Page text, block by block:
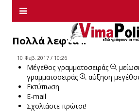
Πολλά λεφτά ..
10 Φεβ. 2017 / 10:26
Μέγεθος γραμματοσειράς
γραμματοσειράς
αύξηση
Εκτύπωση
E-mail
Σχολιάστε πρώτοι!